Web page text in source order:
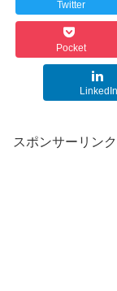
Twitter
Pocket
LinkedIn
スポンサーリンク